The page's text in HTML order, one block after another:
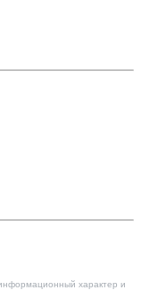
характер и